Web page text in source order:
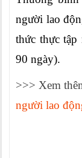
người lao
thức thực tập
90 ngày).
>>> Xem
người lao